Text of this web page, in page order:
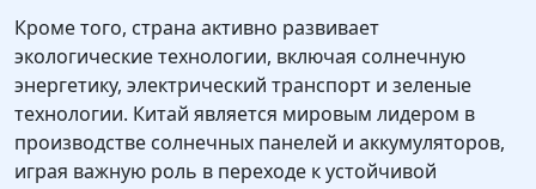
Кроме того, страна активно развивает
экологические технологии, включая солнечную
энергетику, электрический транспорт и зеленые
технологии. Китай является мировым лидером в
производстве солнечных панелей и аккумуляторов,
играя важную роль в переходе к устойчивой